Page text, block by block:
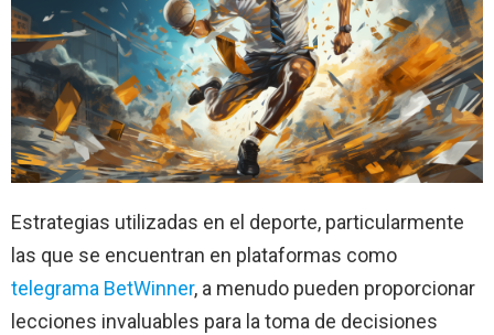
Estrategias utilizadas en el deporte, particularmente
las que se encuentran en plataformas como
telegrama BetWinner, a menudo pueden proporcionar
lecciones invaluables para la toma de decisiones